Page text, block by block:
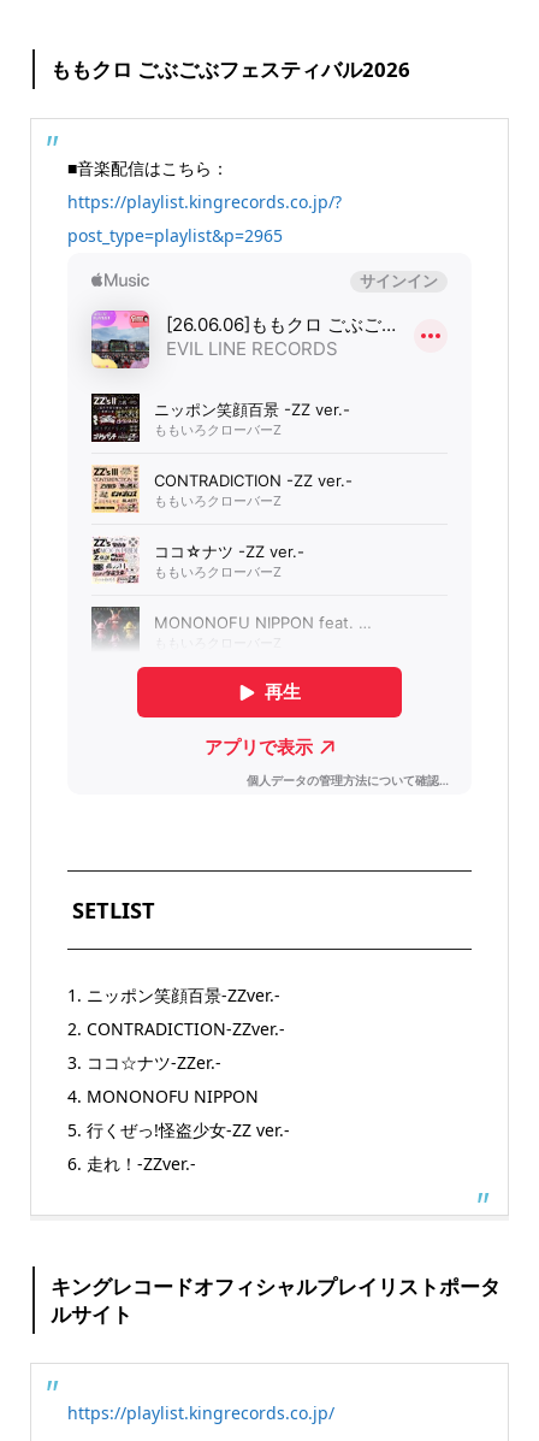
ももクロ ごぶごぶフェスティバル2026
■音楽配信はこちら：
https://playlist.kingrecords.co.jp/?
post_type=playlist&p=2965
SETLIST
1. ニッポン笑顔百景-ZZver.-
2. CONTRADICTION-ZZver.-
3. ココ☆ナツ-ZZer.-
4. MONONOFU NIPPON
5. 行くぜっ!怪盗少女-ZZ ver.-
6. 走れ！-ZZver.-
キングレコードオフィシャルプレイリストポータ
ルサイト
https://playlist.kingrecords.co.jp/